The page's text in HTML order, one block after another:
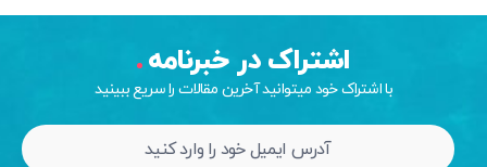
اشتراک در خبرنامه
با اشتراک خود میتوانید آخرین مقالات را سریع ببینید